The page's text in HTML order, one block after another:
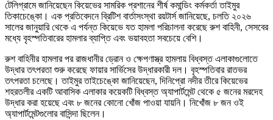
টেলিগ্রামে জানিয়েছেন কিয়েভের সামরিক প্রশানের শীর্ষ কমান্ডিং কর্মকর্তা তাইমুর
তিকাচেঙ্কো। এক প্রতিবেদনে ব্রিটিশ বার্তাসংস্থা রয়টার্স জানিয়েছে, চলতি ২০২৬
সালের জানুয়ারি থেকে এ পর্যন্ত কিয়েভে যত হামলা পরিচালনা করেছে রুশ বাহিনী, সেসবের
মধ্যে বৃহস্পতিবারের হামলার ব্যাপ্তি এবং ভয়াবহতা সবচেয়ে বেশি।
রুশ বাহিনীর হামলার পর রাজধানীর ড্রোন ও ক্ষেপণাস্ত্র হামলায় বিধ্বস্ত এলাকাগুলোতে
উদ্ধার তৎপরতা শুরু করেছে ফায়ার সার্ভিসের উদ্ধারকারী দল। বৃহস্পতিবার রাতভর
তৎপরতা চলেছে। তাইমুর তাইচেঙ্কো জানিয়েছেন, দিনিপ্রো নদীর তীরে কিয়েভের
শহরতলীর একটি আবাসিক এলাকার কয়েকটি বিধ্বস্ত অ্যাপার্টমেন্ট থেকে ৫ জনের মরদেহ
উদ্ধার করা হয়েছে এবং ৮ জনের কোনো খোঁজ পাওয়া যায়নি। নিখোঁজ ৮ জন ওই
অ্যাপার্টমেন্টগুলোর বাসিন্দা ছিলেন।